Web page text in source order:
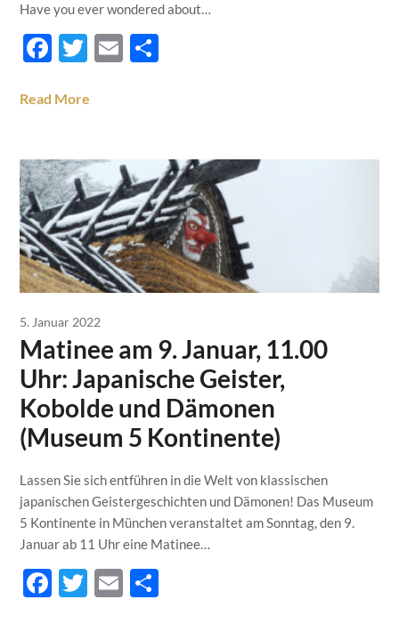
Have you ever wondered about…
Facebook
Twitter
Email
Read More
5. Januar 2022
Matinee am 9. Januar, 11.00
Uhr: Japanische Geister,
Kobolde und Dämonen
(Museum 5 Kontinente)
Lassen Sie sich entführen in die Welt von klassischen
japanischen Geistergeschichten und Dämonen! Das Museum
5 Kontinente in München veranstaltet am Sonntag, den 9.
Januar ab 11 Uhr eine Matinee…
Facebook
Twitter
Email